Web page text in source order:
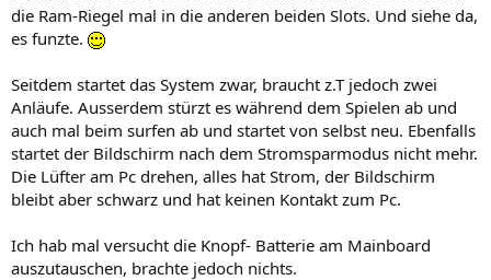
die Ram-Riegel mal in die anderen beiden Slots. Und siehe da,
es funzte.
Seitdem startet das System zwar, braucht z.T jedoch zwei
Anläufe. Ausserdem stürzt es während dem Spielen ab und
auch mal beim surfen ab und startet von selbst neu. Ebenfalls
startet der Bildschirm nach dem Stromsparmodus nicht mehr.
Die Lüfter am Pc drehen, alles hat Strom, der Bildschirm
bleibt aber schwarz und hat keinen Kontakt zum Pc.
Ich hab mal versucht die Knopf- Batterie am Mainboard
auszutauschen, brachte jedoch nichts.